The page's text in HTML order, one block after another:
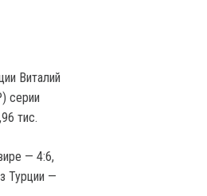
Виталий
серии
тис.
— 4:6,
Турции —